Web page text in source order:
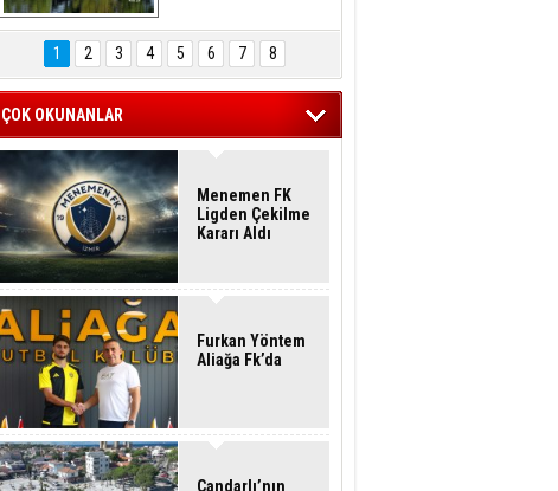
Hasan Eser'in
Objektifinden
1 2 3 4 5 6 7 8
ÇOK OKUNANLAR
Menemen FK
Ligden Çekilme
Kararı Aldı
Furkan Yöntem
Aliağa Fk’da
Çandarlı’nın